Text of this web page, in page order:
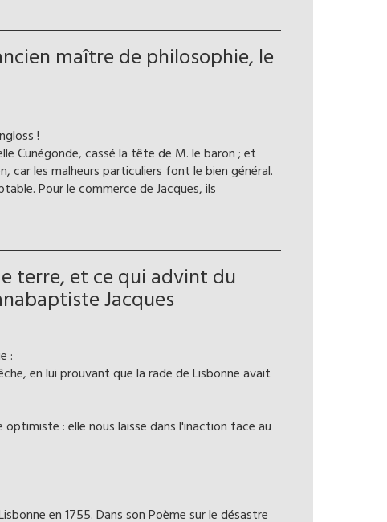
maître de philosophie, le
!
Cunégonde, cassé la tête de M. le baron ; et
car les malheurs particuliers font le bien général.
Pour le commerce de Jacques, ils
terre, et ce qui advint du
Jacques
:
en lui prouvant que la rade de Lisbonne avait
: elle nous laisse dans l'inaction face au
en 1755. Dans son Poème sur le désastre